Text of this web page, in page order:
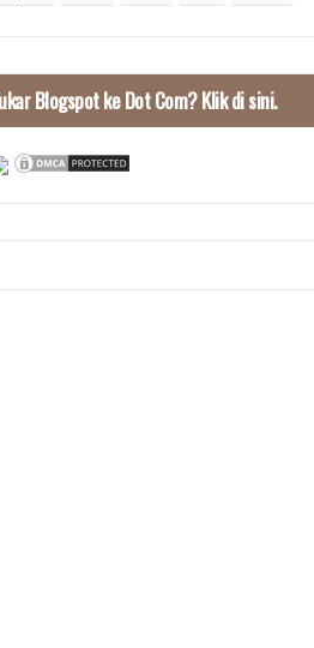
Blogspot ke Dot Com? Klik di sini.